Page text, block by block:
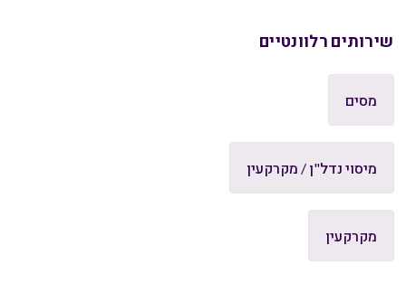
שירותים רלוונטיים
מסים
מיסוי נדל"ן / מקרקעין
מקרקעין